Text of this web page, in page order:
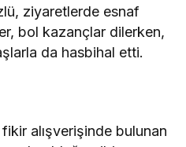
ziyaretlerde esnaf
bol kazançlar dilerken,
da hasbihal etti.
alışverişinde bulunan